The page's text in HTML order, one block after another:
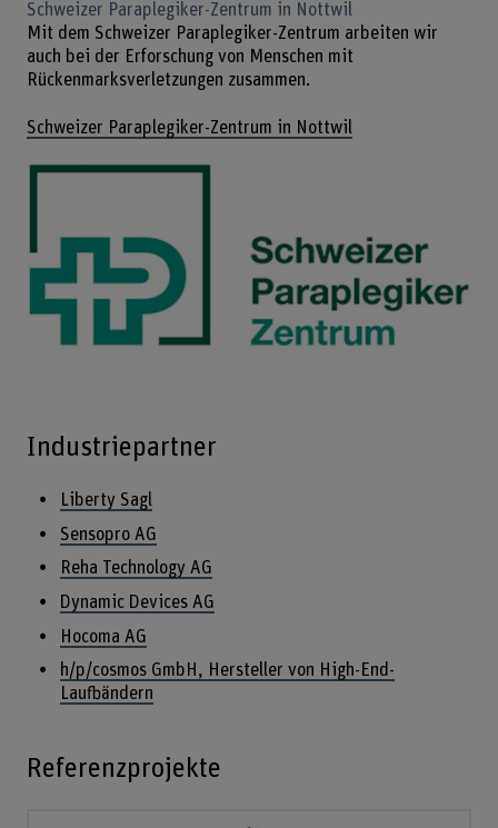
Schweizer Paraplegiker-Zentrum in Nottwil
Mit dem Schweizer Paraplegiker-Zentrum arbeiten wir
auch bei der Erforschung von Menschen mit
Rückenmarksverletzungen zusammen.
Schweizer Paraplegiker-Zentrum in Nottwil
Industriepartner
Liberty Sagl
Sensopro AG
Reha Technology AG
Dynamic Devices AG
Hocoma AG
h/p/cosmos GmbH, Hersteller von High-End-
Laufbändern
Referenzprojekte